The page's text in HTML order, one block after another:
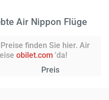
Air Nippon Flüge
finden Sie hier. Air
obilet.com 'da!
Preis